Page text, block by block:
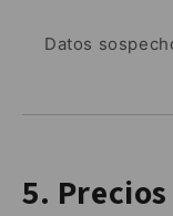
Datos
5.